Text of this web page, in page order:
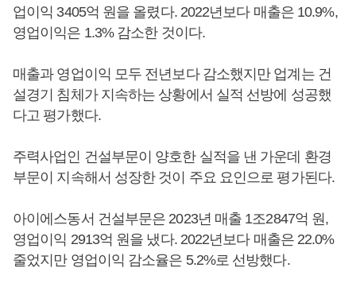
업이익 3405억 원을 올렸다. 2022년보다 매출은 10.9%,
영업이익은 1.3% 감소한 것이다.
매출과 영업이익 모두 전년보다 감소했지만 업계는 건
설경기 침체가 지속하는 상황에서 실적 선방에 성공했
다고 평가했다.
주력사업인 건설부문이 양호한 실적을 낸 가운데 환경
부문이 지속해서 성장한 것이 주요 요인으로 평가된다.
아이에스동서 건설부문은 2023년 매출 1조2847억 원,
영업이익 2913억 원을 냈다. 2022년보다 매출은 22.0%
줄었지만 영업이익 감소율은 5.2%로 선방했다.